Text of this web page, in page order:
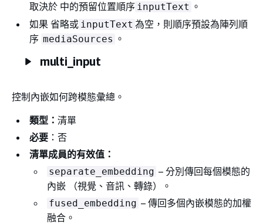
取決於 中的預留位置順序 inputText 。
如果 省略或 inputText 為空，則順序預設為陣列順
序 mediaSources 。
multi_input
控制內嵌如何跨模態彙總。
類型： 清單
必要 ：否
清單成員的有效值：
separate_embedding – 分別傳回每個模態的
內嵌 （視覺、音訊、轉錄）。
fused_embedding – 傳回多個內嵌模態的加權
融合。